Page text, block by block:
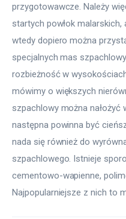
przygotowawcze. Należy
startych powłok
wtedy dopiero można
specjalnych mas
rozbieżność w
mówimy o większych
szpachlowy można nałożyć
następna powinna być
nada się również do
szpachlowego. Istnieje
cementowo-wapienne,
Najpopularniejsze z nich to